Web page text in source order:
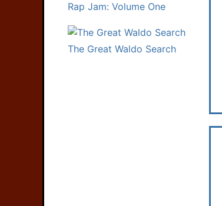
Rap Jam: Volume One
The Great Waldo Search